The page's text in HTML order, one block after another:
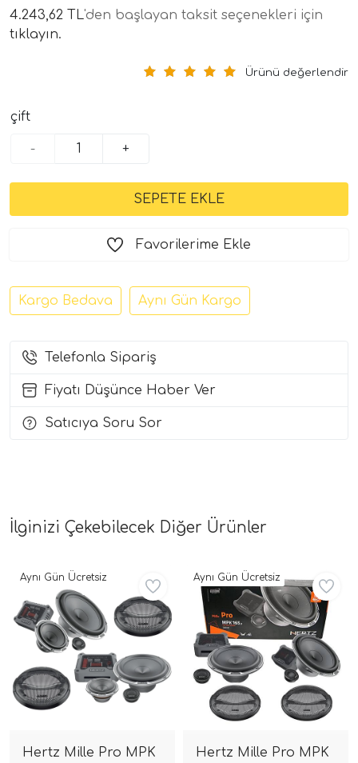
Modelleri
Setleri)
Performans)
4.243,62 TL'den başlayan taksit seçenekleri için
tıklayın.
Ürünü değerlendir
çift
- +
Favorilerime Ekle
Kargo Bedava Aynı Gün Kargo
Telefonla Sipariş
Fiyatı Düşünce Haber Ver
Satıcıya Soru Sor
İlginizi Çekebilecek Diğer Ürünler
Hertz Mille Pro MPK
Aynı Gün Ücretsiz
Hertz Mille Pro MPK
Aynı Gün Ücretsiz